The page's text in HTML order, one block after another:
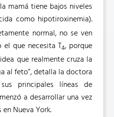
mamá tiene bajos niveles
como hipotiroxinemia).
normal, no se ven
el que necesita T4, porque
que realmente cruza la
al feto”, detalla la doctora
principales líneas de
a desarrollar una vez
Nueva York.